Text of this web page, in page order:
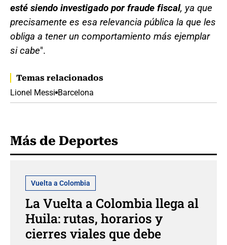
esté siendo investigado por fraude fiscal, ya que
precisamente es esa relevancia pública la que les
obliga a tener un comportamiento más ejemplar
si cabe".
Temas relacionados
Lionel Messi Barcelona
Más de Deportes
Vuelta a Colombia
La Vuelta a Colombia llega al
Huila: rutas, horarios y
cierres viales que debe